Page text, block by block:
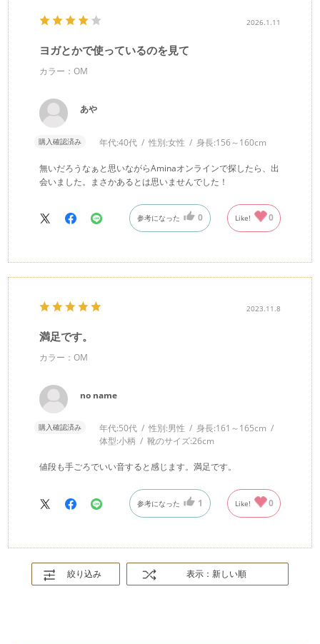
2026.1.11
ヨガとかで使っているのを見て
カラー：OM
あや
購入確認済み 年代:40代 性別:女性 身長:156～160cm
無いだろうなぁと思いながらAminaオンラインで探したら、出
会いました。まさかあるとは思いませんでした！
参考になった 0 Like! 0
2023.11.8
満足です。
カラー：OM
no name
購入確認済み 年代:50代 性別:男性 身長:161～165cm
体型:小柄 靴のサイズ:26cm
値段も手ごろでいい音すると感じます。満足です。
参考になった 1 Like! 0
絞り込み 表示：新しい順